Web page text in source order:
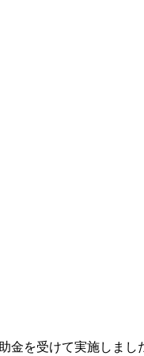
金を受けて実施しまし